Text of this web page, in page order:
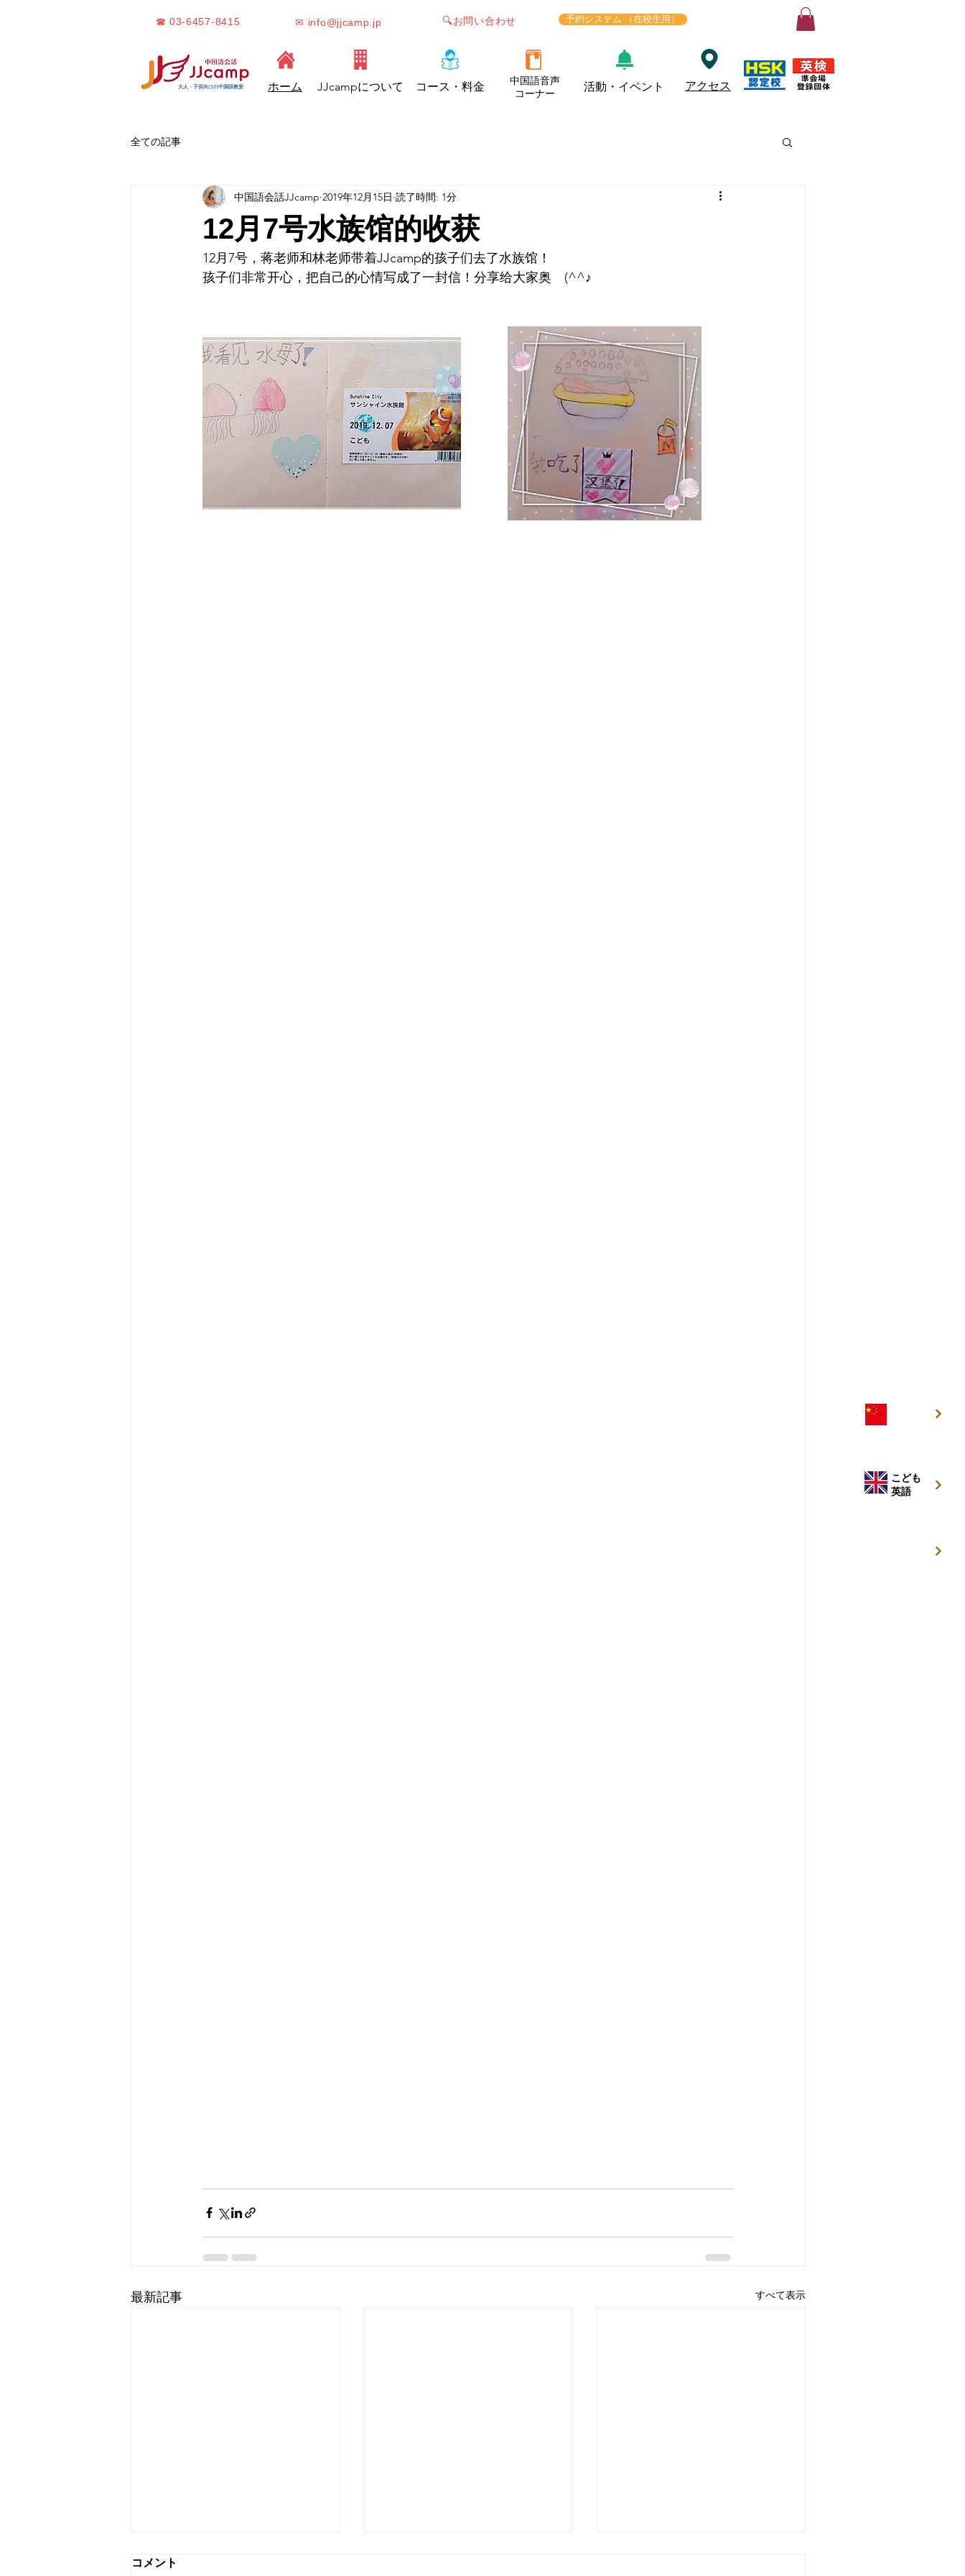
☎ 03-6457-8415 ✉ info@jjcamp.jp 🔍お問い合わせ 予約システム （在校生用）
大人・子供向けの中国語教室 ホーム JJcampについて コース・料金
中国語音声
コーナー
活動・イベント アクセス
こども
英語
全ての記事
12月7号水族馆的收获
中国語会話JJcamp 2019年12月15日 読了時間: 1分
12月7号，蒋老师和林老师带着JJcamp的孩子们去了水族馆！
孩子们非常开心，把自己的心情写成了一封信！分享给大家奥　(^^♪
最新記事 すべて表示
コメント